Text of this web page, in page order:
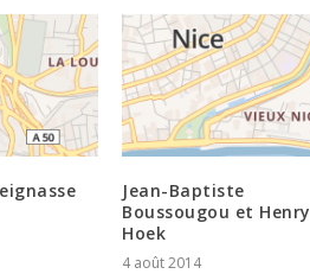
Jean-Baptiste
Boussougou et Henry
Hoek
4 août 2014